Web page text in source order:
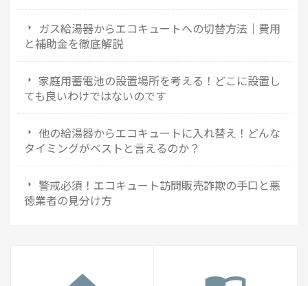
ガス給湯器からエコキュートへの切替方法｜費用
と補助金を徹底解説
家庭用蓄電池の設置場所を考える！どこに設置し
ても良いわけではないのです
他の給湯器からエコキュートに入れ替え！どんな
タイミングがベストと言えるのか？
警戒必須！エコキュート訪問販売詐欺の手口と悪
徳業者の見分け方